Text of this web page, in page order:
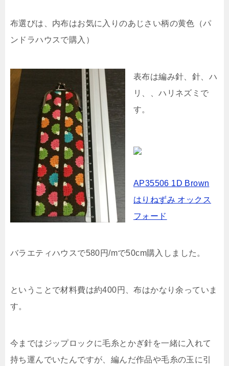
布選びは、内布はお気に入りのあじさい柄の黄色（パ
ンドラハウスで購入）
表布は編み針、針、ハ
リ、、ハリネズミで
す。
AP35506 1D Brown
はりねずみ オックス
フォード
バラエティハウスで580円/mで50cm購入しました。
ということで材料費は約400円、布はかなり余っていま
す。
今まではジップロックに毛糸とかぎ針を一緒に入れて
持ち運んでいたんですが、編んだ作品や毛糸の玉に引